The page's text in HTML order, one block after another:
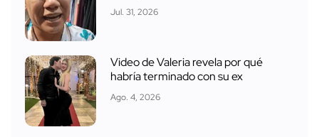
Jul. 31, 2026
Video de Valeria revela por qué
habría terminado con su ex
Ago. 4, 2026